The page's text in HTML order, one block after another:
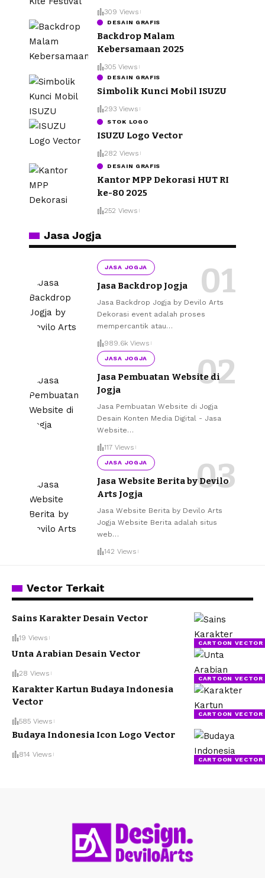
309 Views
DESAIN GRAFIS
Backdrop Malam
Kebersamaan 2025
305 Views
DESAIN GRAFIS
Simbolik Kunci Mobil ISUZU
293 Views
STOK LOGO
ISUZU Logo Vector
282 Views
DESAIN GRAFIS
Kantor MPP Dekorasi HUT RI
ke-80 2025
252 Views
Jasa Jogja
JASA JOGJA
Jasa Backdrop Jogja
Jasa Backdrop Jogja by Devilo Arts
Dekorasi event adalah proses
mempercantik atau…
989.6k Views
JASA JOGJA
Jasa Pembuatan Website di
Jogja
Jasa Pembuatan Website di Jogja
Desain Konten Media Digital - Jasa
Website…
117 Views
JASA JOGJA
Jasa Website Berita by Devilo
Arts Jogja
Jasa Website Berita by Devilo Arts
Jogja Website Berita adalah situs
web…
142 Views
Vector Terkait
CARTOON VECTOR
Sains Karakter Desain Vector
19 Views
CARTOON VECTOR
Unta Arabian Desain Vector
28 Views
CARTOON VECTOR
Karakter Kartun Budaya Indonesia
Vector
585 Views
CARTOON VECTOR
Budaya Indonesia Icon Logo Vector
814 Views